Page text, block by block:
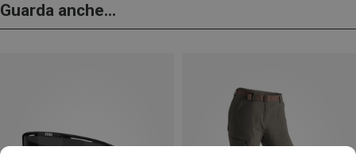
Guarda anche...